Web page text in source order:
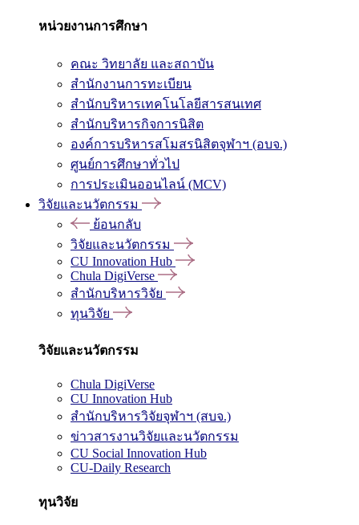
หน่วยงานการศึกษา
คณะ วิทยาลัย และสถาบัน
สำนักงานการทะเบียน
สำนักบริหารเทคโนโลยีสารสนเทศ
สำนักบริหารกิจการนิสิต
องค์การบริหารสโมสรนิสิตจุฬาฯ (อบจ.)
ศูนย์การศึกษาทั่วไป
การประเมินออนไลน์ (MCV)
วิจัยและนวัตกรรม
ย้อนกลับ
วิจัยและนวัตกรรม
CU Innovation Hub
Chula DigiVerse
สำนักบริหารวิจัย
ทุนวิจัย
วิจัยและนวัตกรรม
Chula DigiVerse
CU Innovation Hub
สำนักบริหารวิจัยจุฬาฯ (สบจ.)
ข่าวสารงานวิจัยและนวัตกรรม
CU Social Innovation Hub
CU-Daily Research
ทุนวิจัย